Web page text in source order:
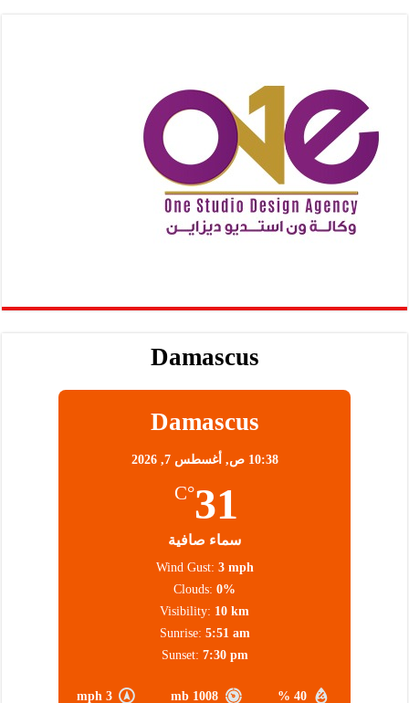
Damascus
Damascus
10:38 ص, أغسطس 7, 2026
31
°C
سماء صافية
40 %
1008 mb
3 mph
Wind Gust: 3 mph
Clouds: 0%
Visibility: 10 km
Sunrise: 5:51 am
Sunset: 7:30 pm